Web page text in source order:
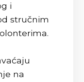
i
stručnim
na